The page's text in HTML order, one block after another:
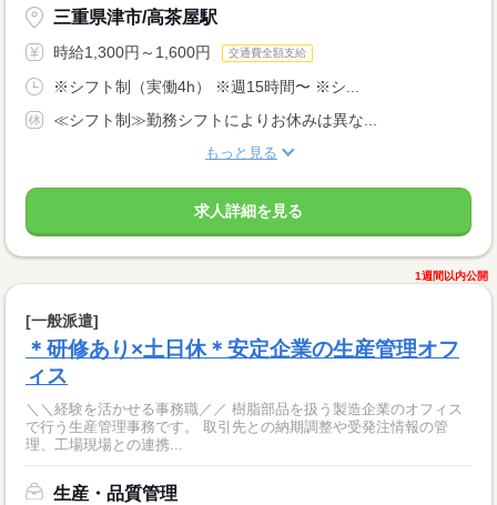
三重県津市/高茶屋駅
時給1,300円～1,600円 交通費全額支給
※シフト制（実働4h） ※週15時間〜 ※シ...
≪シフト制≫勤務シフトによりお休みは異な...
もっと見る
求人詳細を見る
1週間以内公開
[一般派遣]
＊研修あり×土日休＊安定企業の生産管理オフ
ィス
＼＼経験を活かせる事務職／／ 樹脂部品を扱う製造企業のオフィス
で行う生産管理事務です。 取引先との納期調整や受発注情報の管
理、工場現場との連携...
生産・品質管理